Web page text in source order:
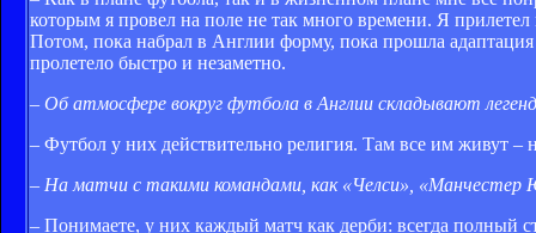
которым я провел на поле не так много времени. Я
Потом, пока набрал в Англии форму, пока прошла
пролетело быстро и незаметно.
– Об атмосфере вокруг футбола в Англии складывают
– Футбол у них действительно религия. Там все им живут
– На матчи с такими командами, как «Челси», «Манчестер
– Понимаете, у них каждый матч как дерби: всегда полный